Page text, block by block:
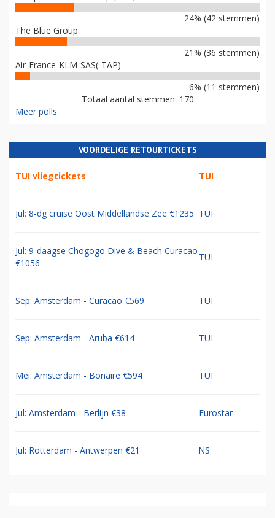
24% (42 stemmen)
The Blue Group
21% (36 stemmen)
Air-France-KLM-SAS(-TAP)
6% (11 stemmen)
Totaal aantal stemmen: 170
Meer polls
VOORDELIGE RETOURTICKETS
TUI vliegtickets TUI
Jul: 8-dg cruise Oost Middellandse Zee €1235 TUI
Jul: 9-daagse Chogogo Dive & Beach Curacao
€1056
TUI
Sep: Amsterdam - Curacao €569 TUI
Sep: Amsterdam - Aruba €614 TUI
Mei: Amsterdam - Bonaire €594 TUI
Jul: Amsterdam - Berlijn €38 Eurostar
Jul: Rotterdam - Antwerpen €21 NS